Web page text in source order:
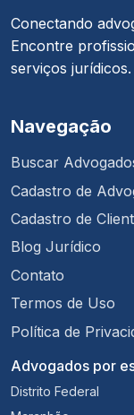
Conectando
Encontre
serviços jurídicos.
Navegação
Buscar
Cadastro de
Cadastro de
Blog Jurídico
Contato
Termos de Uso
Política de
Advogados por
Distrito Federal